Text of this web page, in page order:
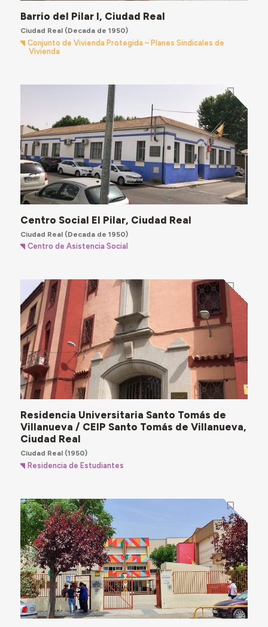
Barrio del Pilar I, Ciudad Real
Ciudad Real(Decada de 1950)
Conjunto de Vivienda Protegida – Planes Sindicales de
Vivienda
Centro Social El Pilar, Ciudad Real
Ciudad Real(Decada de 1950)
Centro de Asistencia Social
Residencia Universitaria Santo Tomás de
Villanueva / CEIP Santo Tomás de Villanueva,
Ciudad Real
Ciudad Real(1950)
Residencia de Estudiantes